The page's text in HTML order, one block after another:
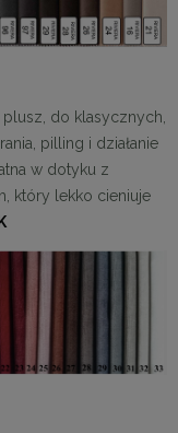
do klasycznych,
pilling i działanie
w dotyku z
który lekko cieniuje